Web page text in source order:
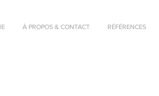
À PROPOS & CONTACT RÉFÉRENCES